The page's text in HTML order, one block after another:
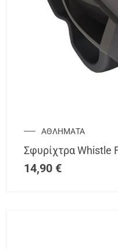
ΑΘΛΗΜΑΤΑ
Σφυρίχτρα Whistle
14,90 €